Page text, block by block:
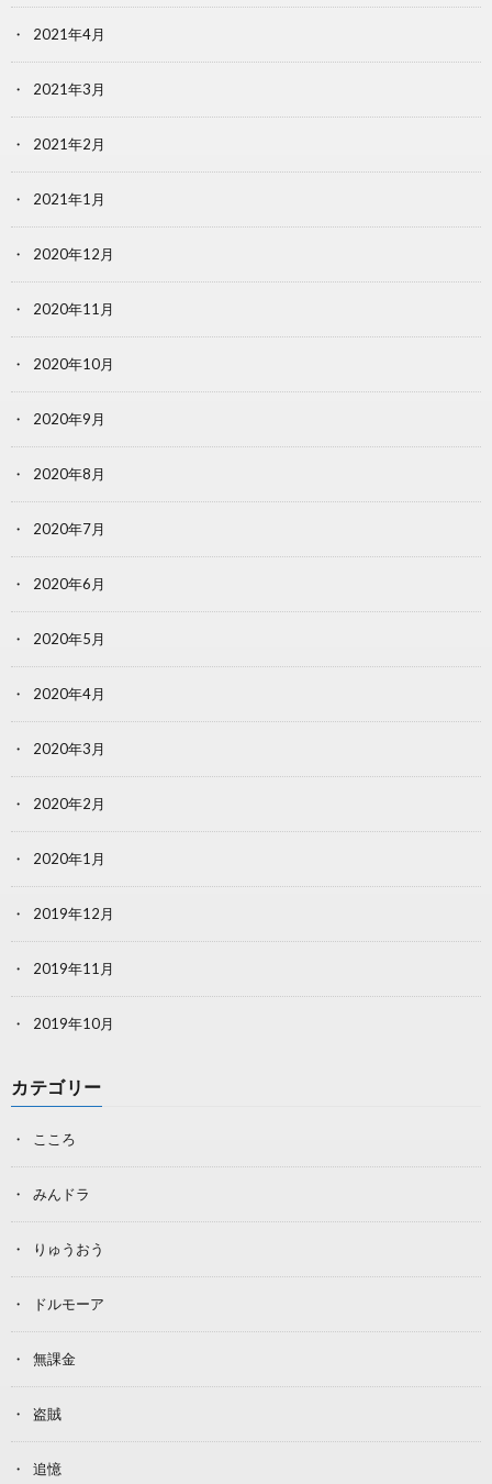
2021年4月
2021年3月
2021年2月
2021年1月
2020年12月
2020年11月
2020年10月
2020年9月
2020年8月
2020年7月
2020年6月
2020年5月
2020年4月
2020年3月
2020年2月
2020年1月
2019年12月
2019年11月
2019年10月
カテゴリー
こころ
みんドラ
りゅうおう
ドルモーア
無課金
盗賊
追憶